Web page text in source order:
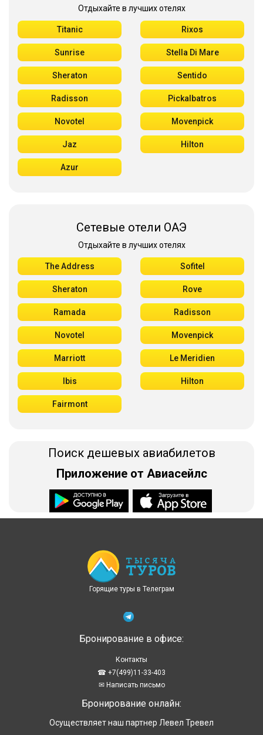
Отдыхайте в лучших отелях
Titanic Rixos
Sunrise Stella Di Mare
Sheraton Sentido
Radisson Pickalbatros
Novotel Movenpick
Jaz Hilton
Azur
Сетевые отели ОАЭ
Отдыхайте в лучших отелях
The Address Sofitel
Sheraton Rove
Ramada Radisson
Novotel Movenpick
Marriott Le Meridien
Ibis Hilton
Fairmont
Поиск дешевых авиабилетов
Приложение от Авиасейлс
Горящие туры в Телеграм
Бронирование в офисе:
Контакты
☎ +7(499)11-33-403
✉ Написать письмо
Бронирование онлайн:
Осуществляет наш партнер Левел Тревел